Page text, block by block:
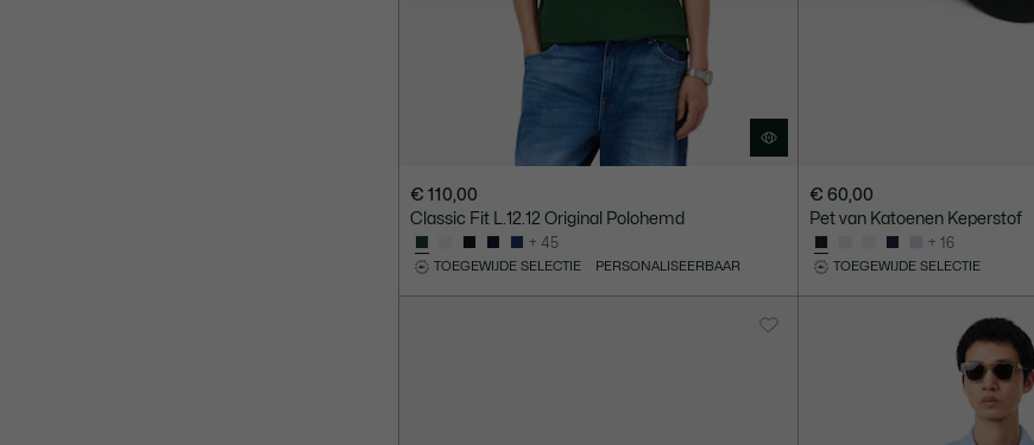
€ 110,00
Classic Fit L.12.12 Original Polohemd
+ 45
TOEGEWIJDE SELECTIE PERSONALISEERBAAR
€ 60,00
Pet van Katoenen Keperstof
+ 16
TOEGEWIJDE SELECTIE